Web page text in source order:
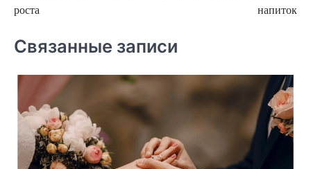
записям
роста
напиток
Связанные записи